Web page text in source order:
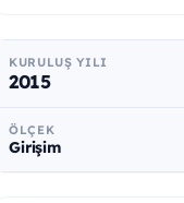
KURULUŞ YILI
2015
ÖLÇEK
Girişim